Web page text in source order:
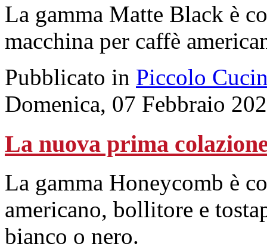
La gamma Matte Black è
macchina per caffè
Pubblicato in Piccolo
Domenica, 07 Febbraio
La nuova prima
La gamma Honeycomb è
americano, bollitore e
bianco o nero.